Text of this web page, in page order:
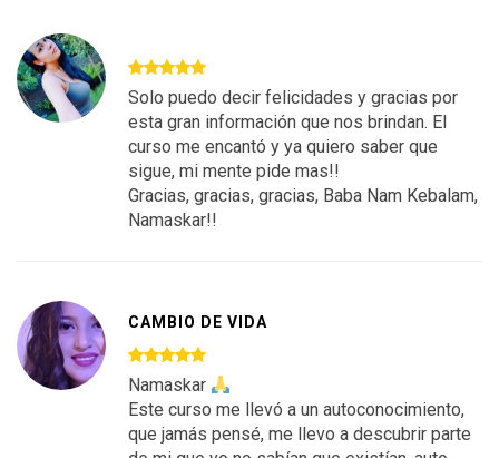
Solo puedo decir felicidades y gracias por
esta gran información que nos brindan. El
curso me encantó y ya quiero saber que
sigue, mi mente pide mas!!
Gracias, gracias, gracias, Baba Nam Kebalam,
Namaskar!!
CAMBIO DE VIDA
Namaskar
Este curso me llevó a un autoconocimiento,
que jamás pensé, me llevo a descubrir parte